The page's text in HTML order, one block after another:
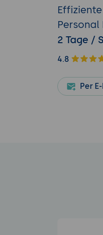
Personal
2 Tage /
4.8
Per